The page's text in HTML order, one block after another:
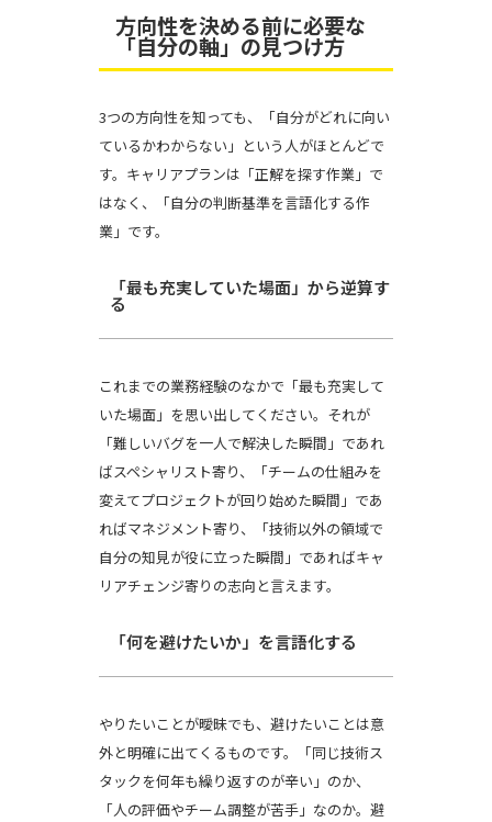
方向性を決める前に必要な
「自分の軸」の見つけ方
3つの方向性を知っても、「自分がどれに向い
ているかわからない」という人がほとんどで
す。キャリアプランは「正解を探す作業」で
はなく、「自分の判断基準を言語化する作
業」です。
「最も充実していた場面」から逆算す
る
これまでの業務経験のなかで「最も充実して
いた場面」を思い出してください。それが
「難しいバグを一人で解決した瞬間」であれ
ばスペシャリスト寄り、「チームの仕組みを
変えてプロジェクトが回り始めた瞬間」であ
ればマネジメント寄り、「技術以外の領域で
自分の知見が役に立った瞬間」であればキャ
リアチェンジ寄りの志向と言えます。
「何を避けたいか」を言語化する
やりたいことが曖昧でも、避けたいことは意
外と明確に出てくるものです。「同じ技術ス
タックを何年も繰り返すのが辛い」のか、
「人の評価やチーム調整が苦手」なのか。避